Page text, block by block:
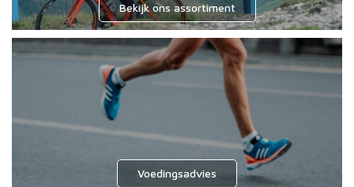
Bekijk ons assortiment
Voedingsadvies